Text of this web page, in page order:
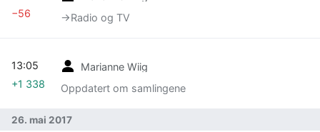
→‎Radio og TV
−56
Marianne Wiig
Oppdatert om samlingene
13:05
+1 338
26. mai 2017